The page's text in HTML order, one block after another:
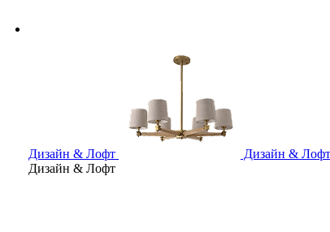
Дизайн & Лофт
Дизайн & Лофт
Дизайн & Лофт